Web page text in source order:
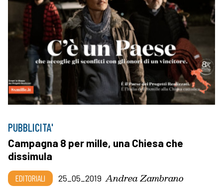
PUBBLICITA'
Campagna 8 per mille, una Chiesa che
dissimula
EDITORIALI 25_05_2019 Andrea Zambrano